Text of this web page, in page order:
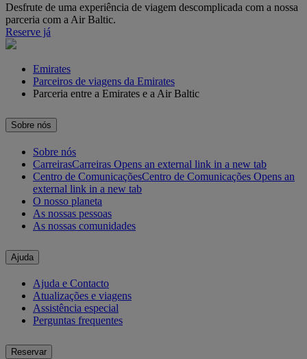
Desfrute de uma experiência de viagem descomplicada com a nossa
parceria com a Air Baltic.
Reserve já
Emirates
Parceiros de viagens da Emirates
Parceria entre a Emirates e a Air Baltic
Sobre nós
Sobre nós
CarreirasCarreiras Opens an external link in a new tab
Centro de ComunicaçõesCentro de Comunicações Opens an
external link in a new tab
O nosso planeta
As nossas pessoas
As nossas comunidades
Ajuda
Ajuda e Contacto
Atualizações e viagens
Assistência especial
Perguntas frequentes
Reservar